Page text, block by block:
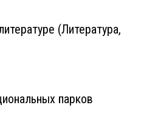
(Литература,
парков